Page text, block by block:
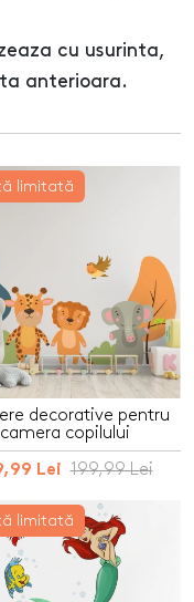
cu usurinta,
anterioara.
limitată
decorative pentru
camera copilului
Lei 199,99 Lei
limitată